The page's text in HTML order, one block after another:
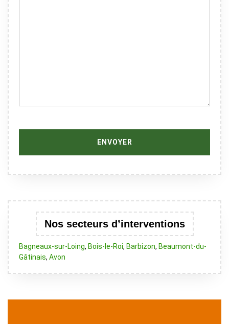
Nos secteurs d’interventions
Bagneaux-sur-Loing, Bois-le-Roi, Barbizon, Beaumont-du-
Gâtinais, Avon